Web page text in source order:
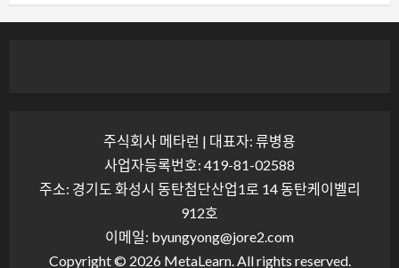
주식회사 메타런 | 대표자: 류병용
사업자등록번호: 419-81-02588
주소: 경기도 화성시 동탄첨단산업1로 14 동탄케이벨리
912호
이메일: byungyong@jore2.com
Copyright © 2026 MetaLearn. All rights reserved.